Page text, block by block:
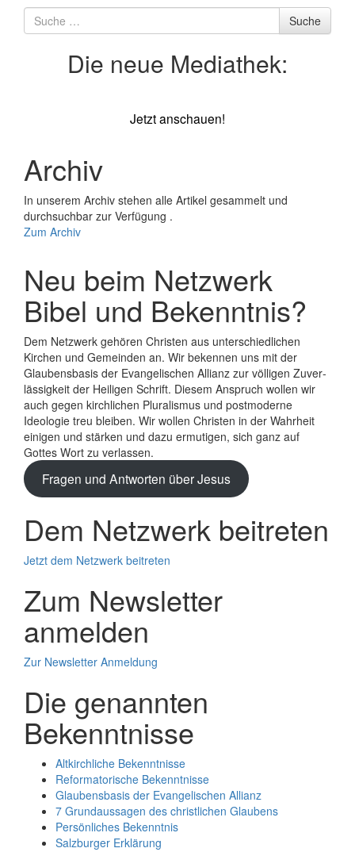
Suche
nach
Suche
Die neue Mediathek:
Jetzt anschauen!
Archiv
In unserem Archiv stehen alle Artikel gesammelt und
durchsuchbar zur Verfügung .
Zum Archiv
Neu beim Netzwerk
Bibel und Bekenntnis?
Dem Netzwerk gehören Christen aus unterschiedlichen
Kirchen und Gemeinden an. Wir bekennen uns mit der
Glaubens­basis der Evange­lischen Allianz zur völligen Zuver­
lässigkeit der Heiligen Schrift. Diesem Anspruch wollen wir
auch gegen kirchlichen Plura­lismus und post­moderne
Ideologie treu bleiben. Wir wollen Christen in der Wahrheit
einigen und stärken und dazu ermutigen, sich ganz auf
Gottes Wort zu verlassen.
Fragen und Antworten über Jesus
Dem Netzwerk beitreten
Jetzt dem Netzwerk beitreten
Zum Newsletter
anmelden
Zur Newsletter Anmeldung
Die genannten
Bekenntnisse
Altkirchliche Bekenntnisse
Reformatorische Bekenntnisse
Glaubensbasis der Evangelischen Allianz
7 Grundaussagen des christlichen Glaubens
Persönliches Bekenntnis
Salzburger Erklärung